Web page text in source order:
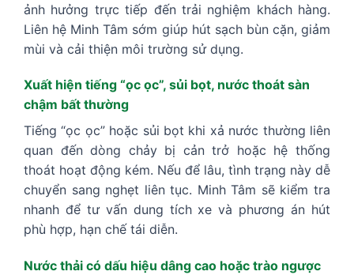
ảnh hưởng trực tiếp đến trải nghiệm khách hàng.
Liên hệ Minh Tâm sớm giúp hút sạch bùn cặn, giảm
mùi và cải thiện môi trường sử dụng.
Xuất hiện tiếng “ọc ọc”, sủi bọt, nước thoát sàn
chậm bất thường
Tiếng “ọc ọc” hoặc sủi bọt khi xả nước thường liên
quan đến dòng chảy bị cản trở hoặc hệ thống
thoát hoạt động kém. Nếu để lâu, tình trạng này dễ
chuyển sang nghẹt liên tục. Minh Tâm sẽ kiểm tra
nhanh để tư vấn dung tích xe và phương án hút
phù hợp, hạn chế tái diễn.
Nước thải có dấu hiệu dâng cao hoặc trào ngược